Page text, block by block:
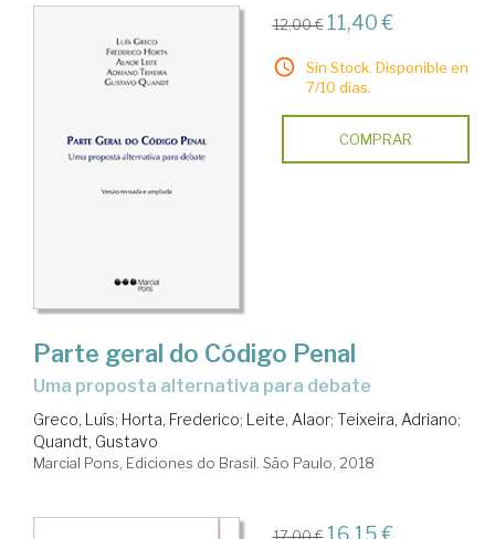
12,00 € 11,40 €
Sin Stock. Disponible en
7/10 días.
COMPRAR
Parte geral do Código Penal
Uma proposta alternativa para debate
Greco, Luís; Horta, Frederico; Leite, Alaor; Teixeira, Adriano;
Quandt, Gustavo
Marcial Pons, Ediciones do Brasil. São Paulo, 2018
16,15 €